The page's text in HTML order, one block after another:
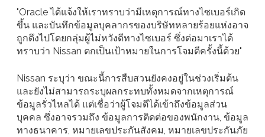
"Oracle ได้แจ้งให้เราทราบว่ามีเหตุการณ์ทางไซเบอร์เกิด
ขึ้น และบันทึกข้อมูลบุคลากรของบริษัทหลายร้อยแห่งอาจ
ถูกดึงไปโดยกลุ่มผู้ไม่หวังดีทางไซเบอร์ ซึ่งต่อมาเราได้
ทราบว่า Nissan ตกเป็นเป้าหมายในการโจมตีครั้งนี้ด้วย"
Nissan ระบุว่า ขณะนี้การสืบสวนยังคงอยู่ในช่วงเริ่มต้น
และยังไม่สามารถระบุผลกระทบทั้งหมดจากเหตุการณ์
ข้อมูลรั่วไหลได้ แต่เชื่อว่าผู้โจมตีได้เข้าถึงข้อมูลส่วน
บุคคล ซึ่งอาจรวมถึง ข้อมูลการติดต่อของพนักงาน, ข้อมูล
ทางธนาคาร, หมายเลขประกันสังคม, หมายเลขประกันภัย